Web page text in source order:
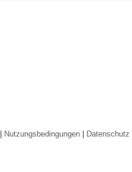
| Nutzungsbedingungen| Datenschutz